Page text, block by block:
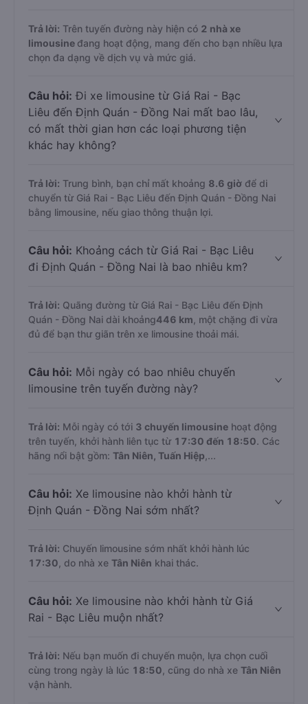
Trả lời: Trên tuyến đường này hiện có 2 nhà xe
limousine đang hoạt động, mang đến cho bạn nhiều lựa
chọn đa dạng về dịch vụ và mức giá.
Câu hỏi: Đi xe limousine từ Giá Rai - Bạc
Liêu đến Định Quán - Đồng Nai mất bao lâu,
có mất thời gian hơn các loại phương tiện
khác hay không?
Trả lời: Trung bình, bạn chỉ mất khoảng 8.6 giờ để di
chuyển từ Giá Rai - Bạc Liêu đến Định Quán - Đồng Nai
bằng limousine, nếu giao thông thuận lợi.
Câu hỏi: Khoảng cách từ Giá Rai - Bạc Liêu
đi Định Quán - Đồng Nai là bao nhiêu km?
Trả lời: Quãng đường từ Giá Rai - Bạc Liêu đến Định
Quán - Đồng Nai dài khoảng446 km , một chặng đi vừa
đủ để bạn thư giãn trên xe limousine thoải mái.
Câu hỏi: Mỗi ngày có bao nhiêu chuyến
limousine trên tuyến đường này?
Trả lời: Mỗi ngày có tới 3 chuyến limousine hoạt động
trên tuyến, khởi hành liên tục từ 17:30 đến 18:50. Các
hãng nổi bật gồm: Tân Niên, Tuấn Hiệp ,...
Câu hỏi: Xe limousine nào khởi hành từ
Định Quán - Đồng Nai sớm nhất?
Trả lời: Chuyến limousine sớm nhất khởi hành lúc
17:30 , do nhà xe Tân Niên khai thác.
Câu hỏi: Xe limousine nào khởi hành từ Giá
Rai - Bạc Liêu muộn nhất?
Trả lời: Nếu bạn muốn đi chuyến muộn, lựa chọn cuối
cùng trong ngày là lúc 18:50 , cũng do nhà xe Tân Niên
vận hành.